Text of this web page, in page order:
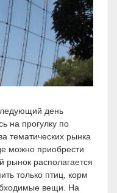
день
на прогулку по
тематических рынка
можно приобрести
рынок располагается
только птиц, корм
вещи. На